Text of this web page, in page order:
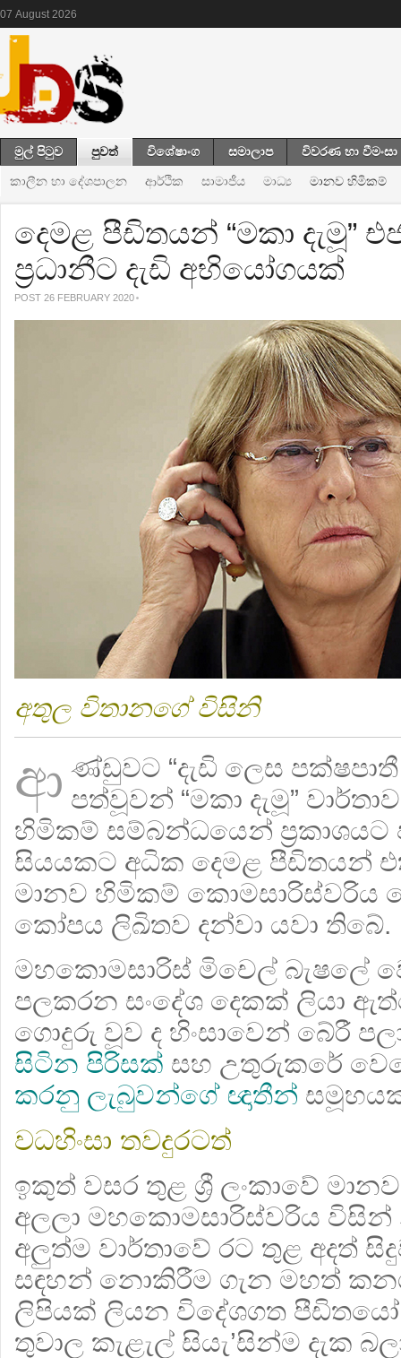
07 August 2026
මුල් පිටුව පුවත් විශේෂාංග සමාලාප විවරණ හා වීමංසා
කාලීන හා දේශපාලන ආර්ථික සාමාජීය මාධ්‍ය මානව හිමිකම්
දෙමළ පීඩිතයන් “මකා දැමූ”
ප්‍රධානීට දැඩි අභියෝගයක්
POST 26 FEBRUARY 2020
අතුල විතානගේ විසිනි
ආ ණ්ඩුවට “දැඩි ලෙස
පත්වූවන් “මකා දැමූ”
හිමිකම් සම්බන්ධයෙන් ප්‍රකාශයට
සියයකට අධික දෙමළ පීඩිතයන්
මානව හිමිකම් කොමසාරිස්වරිය
කෝපය ලිඛිතව දන්වා යවා තිබේ.
මහකොමසාරිස් මිචෙල් බැෂලේ
පලකරන සංදේශ දෙකක් ලියා
ගොදුරු වූව ද හිංසාවෙන් බේරී
සිටින පිරිසක් සහ උතුරුකරේ
කරනු ලැබුවන්ගේ ඥාතීන්
වධහිංසා තවදුරටත්
ඉකුත් වසර තුළ ශ්‍රී ලංකාවේ
අලලා මහකොමසාරිස්වරිය
අලුත්ම වාර්තාවේ රට තුළ අදත්
සඳහන් නොකිරීම ගැන මහත්
ලිපියක් ලියන විදේශගත පීඩිතයෝ
තුවාල කැළැල් සියැ’සින්ම දැක